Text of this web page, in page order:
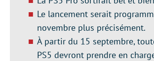
Le lancement serait
novembre plus précisément.
À partir du 15 septembre,
PS5 devront prendre en